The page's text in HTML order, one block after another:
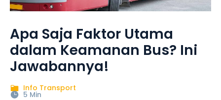
Apa Saja Faktor Utama
dalam Keamanan Bus? Ini
Jawabannya!
Info Transport
5 Min